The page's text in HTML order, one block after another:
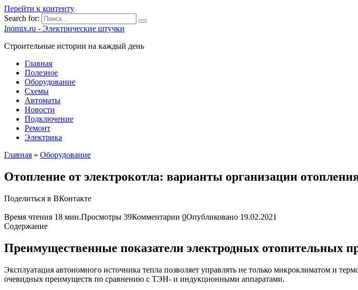
Перейти к контенту
Search for:
Inomix.ru - Электрические штучки
Cтроительные истории на каждый день
Главная
Полезное
Оборудование
Схемы
Автоматы
Новости
Подключение
Ремонт
Электрика
Главная » Оборудование
Отопление от электрокотла: варианты организации
Поделиться в ВКонтакте
Время чтения 18 мин.Просмотры 39Комментарии 0Опубликовано 19.02.2021
Содержание
Преимущественные показатели электродных отопительных
Эксплуатация автономного источника тепла позволяет управлять не только микроклиматом и
очевидных преимуществ по сравнению с ТЭН- и индукционными аппаратами.